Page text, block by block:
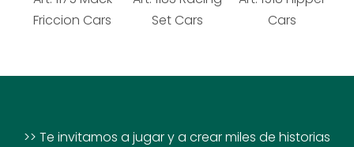
Friccion Cars
Set Cars
Cars
>> Te invitamos a jugar y a crear miles de historias